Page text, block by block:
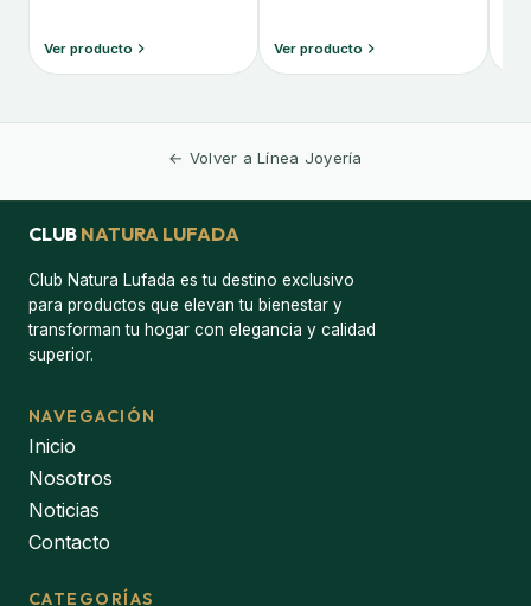
Ver producto Ver producto
← Volver a Línea Joyería
CLUB NATURA LUFADA
Club Natura Lufada es tu destino exclusivo
para productos que elevan tu bienestar y
transforman tu hogar con elegancia y calidad
superior.
NAVEGACIÓN
Inicio
Nosotros
Noticias
Contacto
CATEGORÍAS